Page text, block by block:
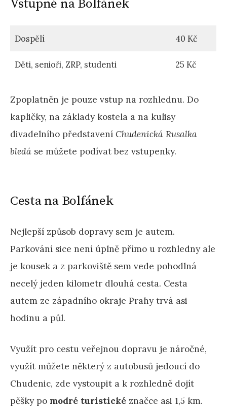
Vstupné na Bolfánek
Dospělí 40 Kč
Děti, senioři, ZRP, studenti 25 Kč
Zpoplatněn je pouze vstup na rozhlednu. Do
kapličky, na základy kostela a na kulisy
divadelního představení Chudenická Rusalka
bledá se můžete podívat bez vstupenky.
Cesta na Bolfánek
Nejlepší způsob dopravy sem je autem.
Parkování sice není úplně přímo u rozhledny ale
je kousek a z parkoviště sem vede pohodlná
necelý jeden kilometr dlouhá cesta. Cesta
autem ze západního okraje Prahy trvá asi
hodinu a půl.
Využít pro cestu veřejnou dopravu je náročné,
využít můžete některý z autobusů jedoucí do
Chudenic, zde vystoupit a k rozhledně dojít
pěšky po modré turistické značce asi 1,5 km.